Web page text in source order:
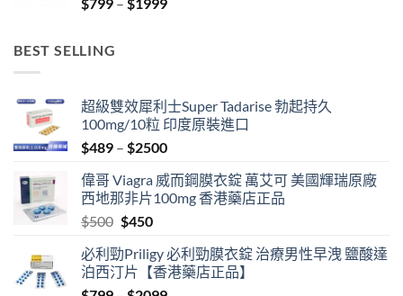
$799 – $1999
BEST SELLING
超級雙效犀利士Super Tadarise 勃起持久
100mg/10粒 印度原裝進口
$489 – $2500Price
$489
through
偉哥 Viagra 威而鋼膜衣錠 萬艾可 美國輝瑞原廠
西地那非片100mg 香港藥店正品
$500 Original
was:
$500.
$450Current
is:
$450.
必利勁Priligy 必利勁膜衣錠 治療男性早洩 鹽酸達
泊西汀片【香港藥店正品】